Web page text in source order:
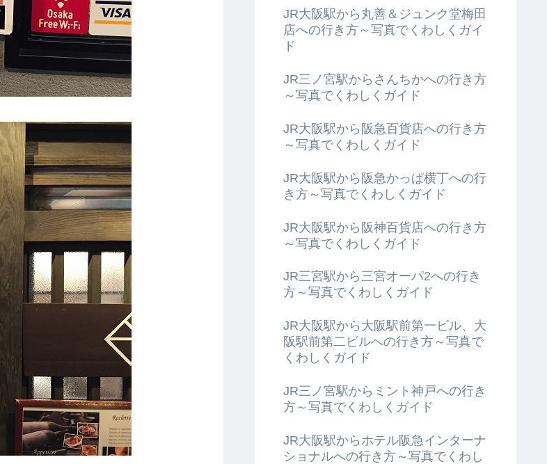
JR大阪駅から丸善＆ジュンク堂梅田
店への行き方～写真でくわしくガイ
ド
JR三ノ宮駅からさんちかへの行き方
～写真でくわしくガイド
JR大阪駅から阪急百貨店への行き方
～写真でくわしくガイド
JR大阪駅から阪急かっぱ横丁への行
き方～写真でくわしくガイド
JR大阪駅から阪神百貨店への行き方
～写真でくわしくガイド
JR三宮駅から三宮オーパ2への行き
方～写真でくわしくガイド
JR大阪駅から大阪駅前第一ビル、大
阪駅前第二ビルへの行き方～写真で
くわしくガイド
JR三ノ宮駅からミント神戸への行き
方～写真でくわしくガイド
JR大阪駅からホテル阪急インターナ
ショナルへの行き方～写真でくわし